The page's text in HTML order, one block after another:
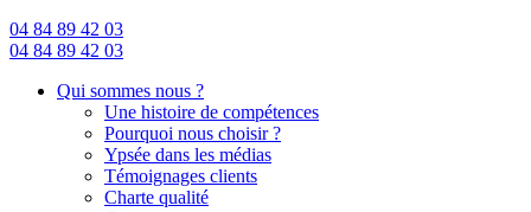
04 84 89 42 03
04 84 89 42 03
Qui sommes nous ?
Une histoire de compétences
Pourquoi nous choisir ?
Ypsée dans les médias
Témoignages clients
Charte qualité